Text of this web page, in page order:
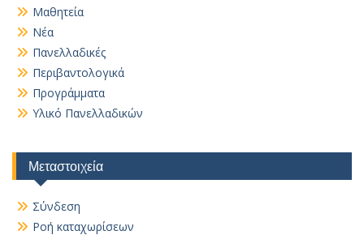
Μαθητεία
Νέα
Πανελλαδικές
Περιβαντολογικά
Προγράμματα
Υλικό Πανελλαδικών
Μεταστοιχεία
Σύνδεση
Ροή καταχωρίσεων